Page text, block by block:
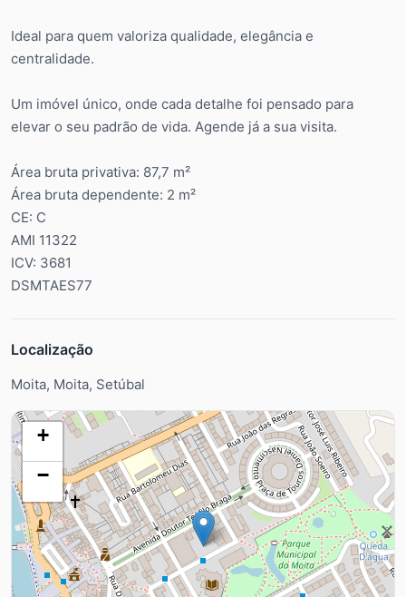
Ideal para quem valoriza qualidade, elegância e
centralidade.
Um imóvel único, onde cada detalhe foi pensado para
elevar o seu padrão de vida. Agende já a sua visita.
Área bruta privativa: 87,7 m²
Área bruta dependente: 2 m²
CE: C
AMI 11322
ICV: 3681
DSMTAES77
Localização
Moita, Moita, Setúbal
+
−